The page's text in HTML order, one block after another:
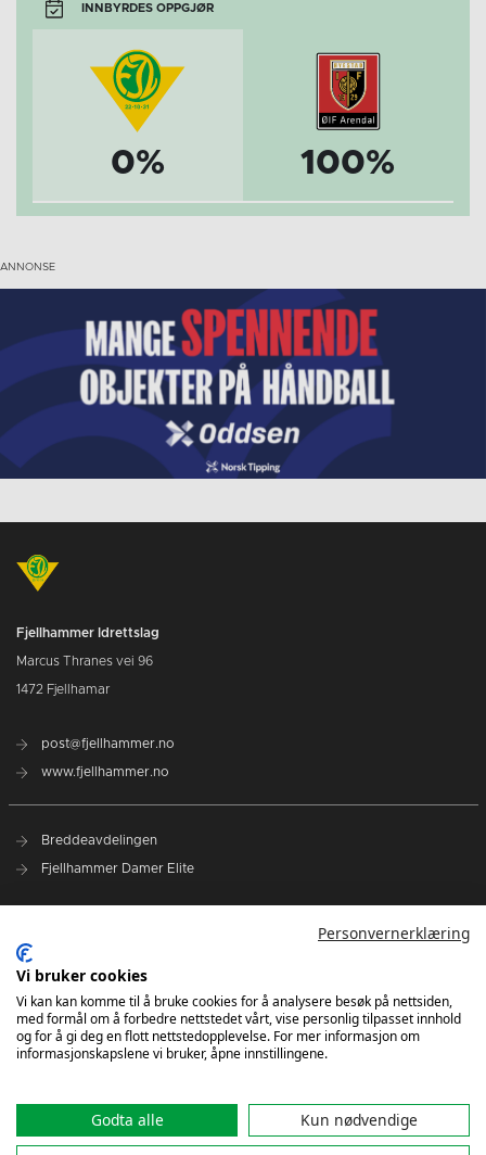
INNBYRDES OPPGJØR
0% 100%
Fjellhammer Idrettslag
Marcus Thranes vei 96
1472 Fjellhamar
post@fjellhammer.no
www.fjellhammer.no
Breddeavdelingen
Fjellhammer Damer Elite
NHF Region Øst
Kontakt oss
Personvernerklæring
Vi bruker cookies
Vi kan kan komme til å bruke cookies for å analysere besøk på nettsiden,
med formål om å forbedre nettstedet vårt, vise personlig tilpasset innhold
og for å gi deg en flott nettstedopplevelse. For mer informasjon om
informasjonskapslene vi bruker, åpne innstillingene.
Godta alle
Kun nødvendige